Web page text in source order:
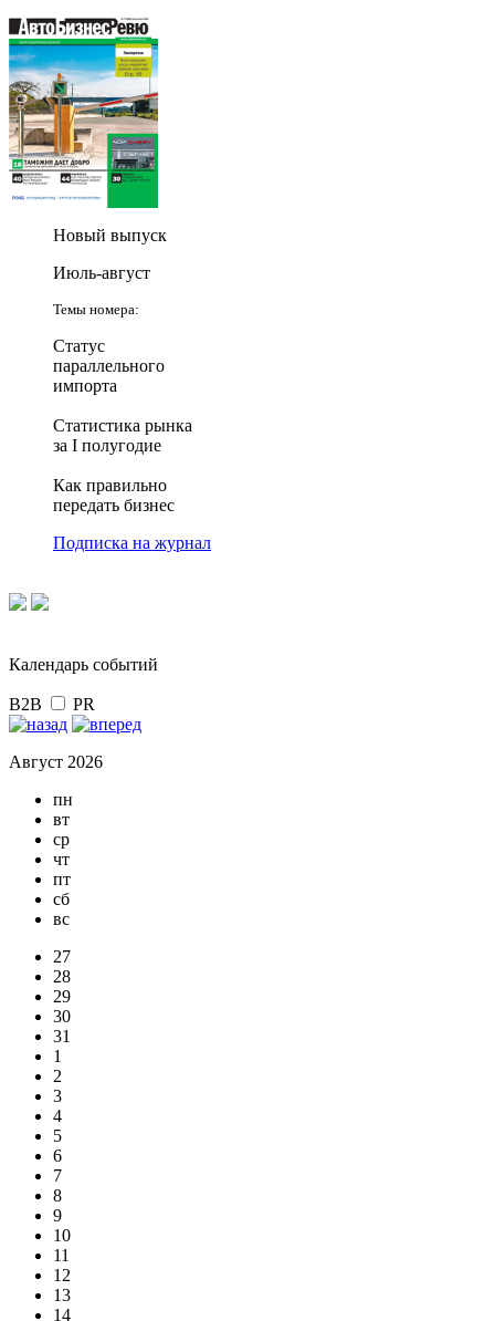
Новый выпуск
Июль-август
Темы номера:
Статус
параллельного
импорта
Статистика рынка
за I полугодие
Как правильно
передать бизнес
Подписка на журнал
Календарь событий
B2B PR
Август 2026
пн
вт
ср
чт
пт
сб
вс
27
28
29
30
31
1
2
3
4
5
6
7
8
9
10
11
12
13
14